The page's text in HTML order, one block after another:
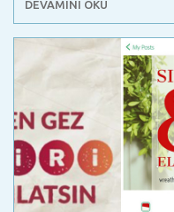
DEVAMINI OKU